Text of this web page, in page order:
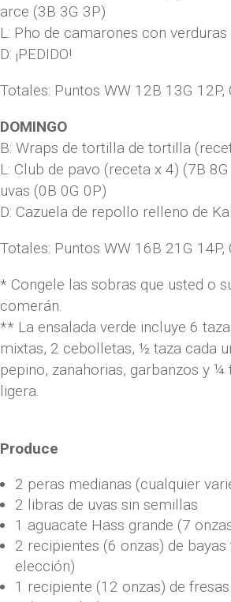
arce (3B 3G 3P)
L: Pho de camarones con
D: ¡PEDIDO!
Totales: Puntos WW 12B 13G
DOMINGO
B: Wraps de tortilla de tortilla
L: Club de pavo (receta x 4) (7B
uvas (0B 0G 0P)
D: Cazuela de repollo relleno de
Totales: Puntos WW 16B 21G
* Congele las sobras que usted o
comerán.
** La ensalada verde incluye 6
mixtas, 2 cebolletas, ½ taza cada
pepino, zanahorias, garbanzos y ¼
ligera.
Produce
2 peras medianas (cualquier
2 libras de uvas sin semillas
1 aguacate Hass grande (7
2 recipientes (6 onzas) de bayas
elección)
1 recipiente (12 onzas) de